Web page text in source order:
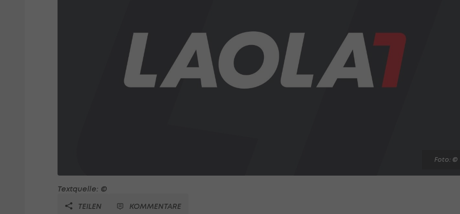
Foto: ©
Textquelle: ©
TEILEN
KOMMENTARE